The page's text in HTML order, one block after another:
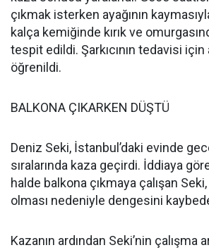
çıkmak isterken ayağının
kalça kemiğinde kırık ve
tespit edildi. Şarkıcının tedavisi için
öğrenildi.
BALKONA ÇIKARKEN DÜŞTÜ
Deniz Seki, İstanbul’daki evinde
sıralarında kaza geçirdi. İddiaya
halde balkona çıkmaya çalışan
olması nedeniyle dengesini
Kazanın ardından Seki’nin çalışma